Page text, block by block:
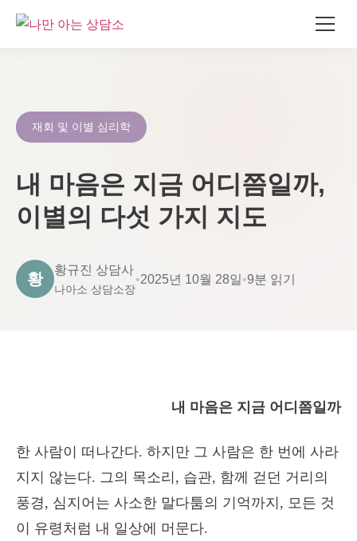
재회 및 이별 심리학
내 마음은 지금 어디쯤일까,
이별의 다섯 가지 지도
황
황규진 상담사
나아소 상담소장
•2025년 10월 28일•9분 읽기
내 마음은 지금 어디쯤일까
한 사람이 떠나간다. 하지만 그 사람은 한 번에 사라
지지 않는다. 그의 목소리, 습관, 함께 걷던 거리의
풍경, 심지어는 사소한 말다툼의 기억까지, 모든 것
이 유령처럼 내 일상에 머문다.